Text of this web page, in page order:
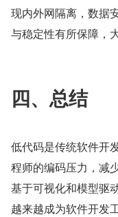
现内外网隔离，数据
与稳定性有所保障，
四、总结
低代码是传统软件开
程师的编码压力，减
基于可视化和模型驱
越来越成为软件开发